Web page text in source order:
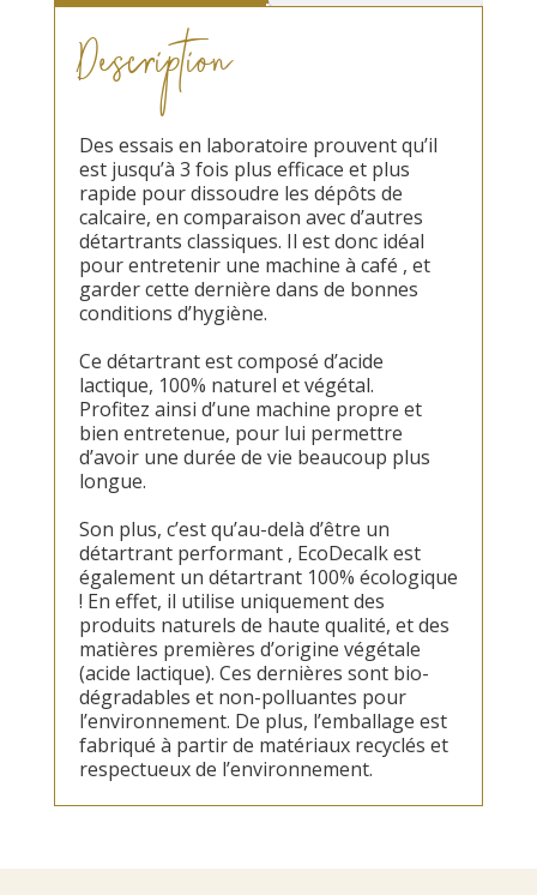
Description
Des essais en laboratoire prouvent qu’il
est jusqu’à 3 fois plus efficace et plus
rapide pour dissoudre les dépôts de
calcaire, en comparaison avec d’autres
détartrants classiques. Il est donc idéal
pour entretenir une machine à café , et
garder cette dernière dans de bonnes
conditions d’hygiène.
Ce détartrant est composé d’acide
lactique, 100% naturel et végétal.
Profitez ainsi d’une machine propre et
bien entretenue, pour lui permettre
d’avoir une durée de vie beaucoup plus
longue.
Son plus, c’est qu’au-delà d’être un
détartrant performant , EcoDecalk est
également un détartrant 100% écologique
! En effet, il utilise uniquement des
produits naturels de haute qualité, et des
matières premières d’origine végétale
(acide lactique). Ces dernières sont bio-
dégradables et non-polluantes pour
l’environnement. De plus, l’emballage est
fabriqué à partir de matériaux recyclés et
respectueux de l’environnement.